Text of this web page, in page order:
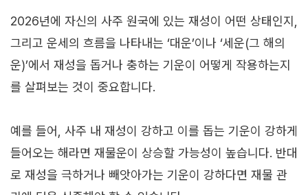
2026년에 자신의 사주 원국에 있는 재성이 어떤 상태인지,
그리고 운세의 흐름을 나타내는 ‘대운’이나 ‘세운(그 해의
운)’에서 재성을 돕거나 충하는 기운이 어떻게 작용하는지
를 살펴보는 것이 중요합니다.
예를 들어, 사주 내 재성이 강하고 이를 돕는 기운이 강하게
들어오는 해라면 재물운이 상승할 가능성이 높습니다. 반대
로 재성을 극하거나 빼앗아가는 기운이 강하다면 재물 관